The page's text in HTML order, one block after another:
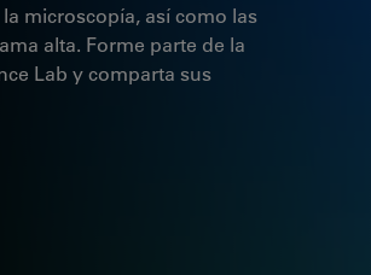
microscopía, así como las
alta. Forme parte de la
Lab y comparta sus